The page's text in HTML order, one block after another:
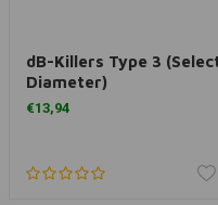
View more
dB-Killers Type 3
Diameter)
€13,94